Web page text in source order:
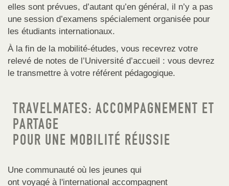
elles sont prévues, d’autant qu’en général, il n’y a pas
une session d’examens spécialement organisée pour
les étudiants internationaux.
À la fin de la mobilité-études, vous recevrez votre
relevé de notes de l’Université d’accueil : vous devrez
le transmettre à votre référent pédagogique.
TRAVELMATES: ACCOMPAGNEMENT ET
PARTAGE
POUR UNE MOBILITÉ RÉUSSIE
Une communauté où les jeunes qui
ont voyagé à l'international accompagnent